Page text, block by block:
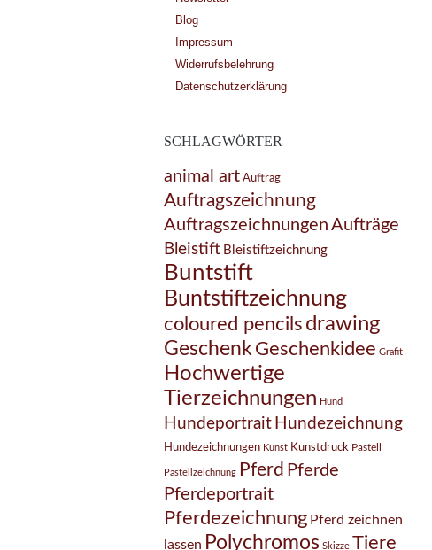
Blog
Impressum
Widerrufsbelehrung
Datenschutzerklärung
SCHLAGWÖRTER
animal art Auftrag
Auftragszeichnung
Auftragszeichnungen Aufträge
Bleistift Bleistiftzeichnung
Buntstift
Buntstiftzeichnung
coloured pencils drawing
Geschenk Geschenkidee Grafit
Hochwertige
Tierzeichnungen Hund
Hundeportrait Hundezeichnung
Hundezeichnungen Kunst Kunstdruck Pastell
Pastellzeichnung Pferd Pferde
Pferdeportrait
Pferdezeichnung Pferd zeichnen
lassen Polychromos Skizze Tiere